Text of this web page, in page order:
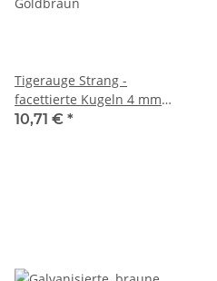
Tigerauge Strang -
facettierte Kugeln 4 mm
goldbraun, Länge 36,5 cm
10,71 € *